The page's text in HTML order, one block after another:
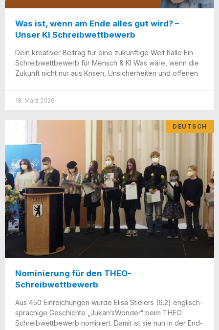
Was ist, wenn am Ende alles gut wird? –
Unser KI Schreibwettbewerb
Dein krea­ti­ver Bei­trag für eine zukünf­ti­ge Welt hal­lo Ein
Schreib­wett­be­werb für Mensch & KI Was wäre, wenn die
Zukunft nicht nur aus Kri­sen, Unsi­cher­hei­ten und offenen
18. März 2026
DEUTSCH
Nominierung für den THEO-
Schreibwettbewerb
Aus 450 Ein­rei­chun­gen wur­de Eli­sa Stie­lers (6.2) eng­lisch­
spra­chi­ge Geschich­te „Jukan’sWon­der“ beim THEO
Schreib­wett­be­werb nomi­niert. Damit ist sie nun in der End­